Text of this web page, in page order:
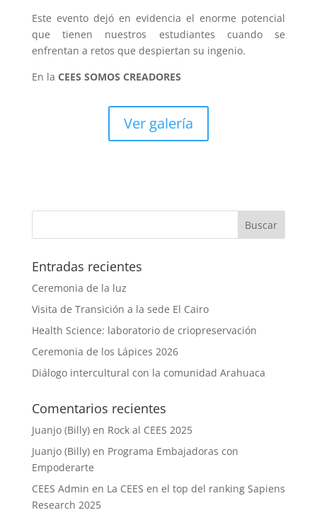
Este evento dejó en evidencia el enorme potencial
que tienen nuestros estudiantes cuando se
enfrentan a retos que despiertan su ingenio.
En la CEES SOMOS CREADORES
Ver galería
Entradas recientes
Ceremonia de la luz
Visita de Transición a la sede El Cairo
Health Science: laboratorio de criopreservación
Ceremonia de los Lápices 2026
Diálogo intercultural con la comunidad Arahuaca
Comentarios recientes
Juanjo (Billy)en Rock al CEES 2025
Juanjo (Billy)en Programa Embajadoras con
Empoderarte
CEES Admin en La CEES en el top del ranking Sapiens
Research 2025